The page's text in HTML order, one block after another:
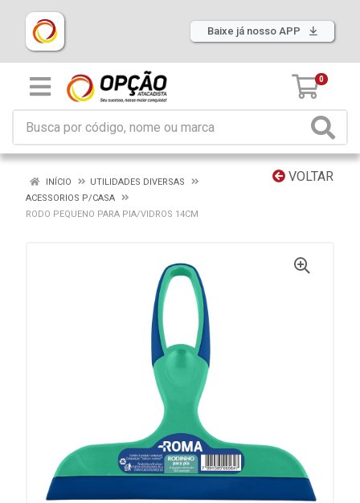
Baixe já nosso APP
0
VOLTAR
INÍCIO
UTILIDADES DIVERSAS
ACESSORIOS P/CASA
RODO PEQUENO PARA PIA/VIDROS 14CM